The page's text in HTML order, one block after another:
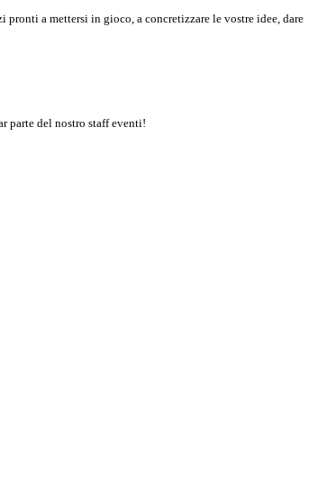
a mettersi in gioco, a concretizzare le vostre idee, dare
parte del nostro staff eventi!